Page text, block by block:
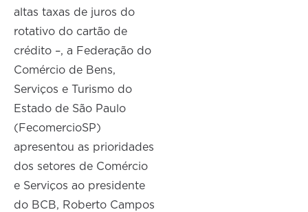
altas taxas de juros do
rotativo do cartão de
crédito –, a Federação do
Comércio de Bens,
Serviços e Turismo do
Estado de São Paulo
(FecomercioSP)
apresentou as prioridades
dos setores de Comércio
e Serviços ao presidente
do BCB, Roberto Campos